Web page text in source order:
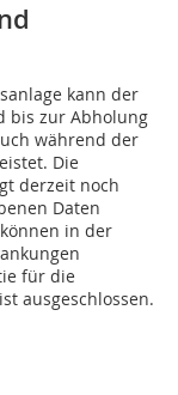
kann der
bis zur Abholung
während der
Die
derzeit noch
Daten
in der
für die
ausgeschlossen.